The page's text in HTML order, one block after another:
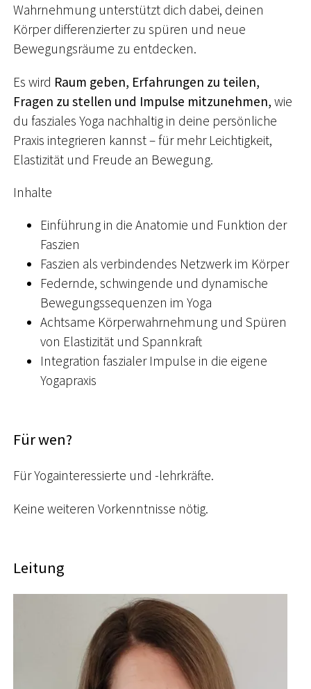
Wahrnehmung unterstützt dich dabei, deinen
Körper differenzierter zu spüren und neue
Bewegungsräume zu entdecken.
Es wird Raum geben, Erfahrungen zu teilen,
Fragen zu stellen und Impulse mitzunehmen, wie
du fasziales Yoga nachhaltig in deine persönliche
Praxis integrieren kannst – für mehr Leichtigkeit,
Elastizität und Freude an Bewegung.
Inhalte
Einführung in die Anatomie und Funktion der
Faszien
Faszien als verbindendes Netzwerk im Körper
Federnde, schwingende und dynamische
Bewegungssequenzen im Yoga
Achtsame Körperwahrnehmung und Spüren
von Elastizität und Spannkraft
Integration faszialer Impulse in die eigene
Yogapraxis
Für wen?
Für Yogainteressierte und -lehrkräfte.
Keine weiteren Vorkenntnisse nötig.
Leitung